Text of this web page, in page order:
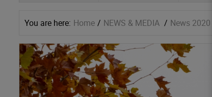
You are here: Home NEWS & MEDIA News 2020